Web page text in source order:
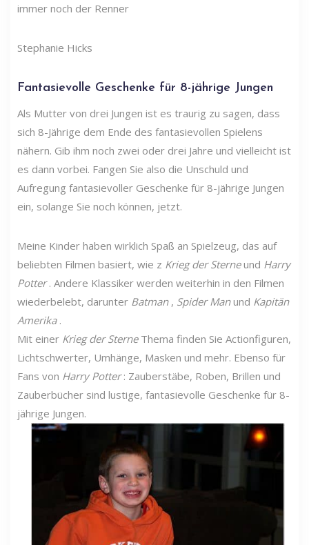
immer noch der Renner
Stephanie Hicks
Fantasievolle Geschenke für 8-jährige Jungen
Als Mutter von drei Jungen ist es traurig zu sagen, dass
sich 8-Jährige dem Ende des fantasievollen Spielens
nähern. Gib ihm noch zwei oder drei Jahre und vielleicht ist
es dann vorbei. Fangen Sie also die Unschuld und
Aufregung fantasievoller Geschenke für 8-jährige Jungen
ein, solange Sie noch können, jetzt.
Meine Kinder haben wirklich Spaß an Spielzeug, das auf
beliebten Filmen basiert, wie z Krieg der Sterneund Harry
Potter. Andere Klassiker werden weiterhin in den Filmen
wiederbelebt, darunter Batman, Spider Manund Kapitän
Amerika.
Mit einer Krieg der SterneThema finden Sie Actionfiguren,
Lichtschwerter, Umhänge, Masken und mehr. Ebenso für
Fans von Harry Potter: Zauberstäbe, Roben, Brillen und
Zauberbücher sind lustige, fantasievolle Geschenke für 8-
jährige Jungen.